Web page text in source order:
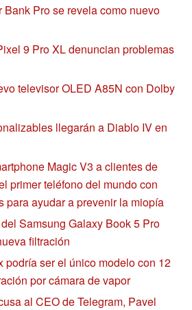
Pro se revela como nuevo
9 Pro XL denuncian problemas
televisor OLED A85N con Dolby
llegarán a Diablo IV en
Magic V3 a clientes de
primer teléfono del mundo con
para ayudar a prevenir la miopía
Samsung Galaxy Book 5 Pro
filtración
podría ser el único modelo con 12
por cámara de vapor
al CEO de Telegram, Pavel